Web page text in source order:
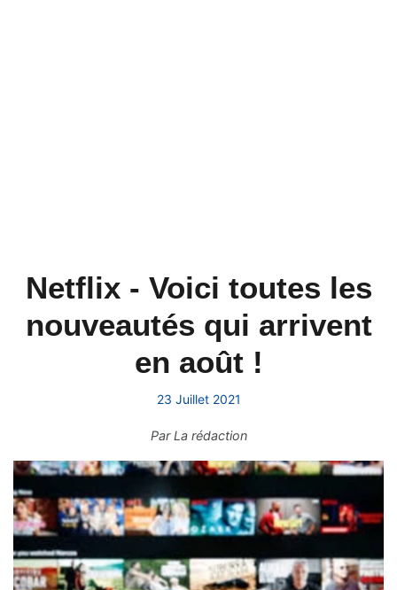
Netflix - Voici toutes les
nouveautés qui arrivent
en août !
23 Juillet 2021
ParLa rédaction